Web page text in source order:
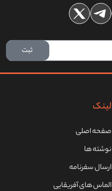
ثبت
لینک
صفحه اصلی
نوشته ها
ارسال سفرنامه
الماس های آفریقایی